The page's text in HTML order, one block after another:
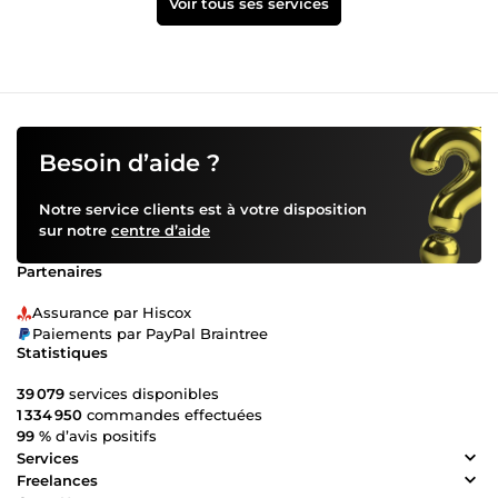
Voir tous ses services
Besoin d’aide ?
Notre service clients est à votre disposition
sur notre centre d’aide
Partenaires
Assurance par Hiscox
Paiements par PayPal Braintree
Statistiques
39 079 services disponibles
1 334 950 commandes effectuées
99 % d’avis positifs
Services
Freelances